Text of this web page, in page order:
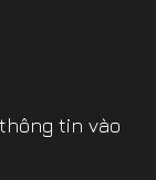
tin vào